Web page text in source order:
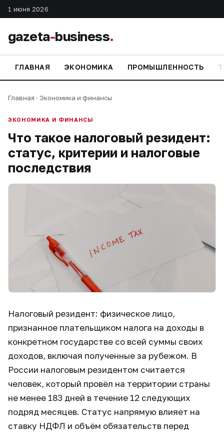
1 июня 2026
gazeta-business.
ГЛАВНАЯ ЭКОНОМИКА ПРОМЫШЛЕННОСТЬ
Главная · Экономика и финансы
ЭКОНОМИКА И ФИНАНСЫ
Что такое налоговый резидент:
статус, критерии и налоговые
последствия
Налоговый резидент: физическое лицо,
признанное плательщиком налога на доходы в
конкретном государстве со всей суммы своих
доходов, включая полученные за рубежом. В
России налоговым резидентом считается
человек, который провёл на территории страны
не менее 183 дней в течение 12 следующих
подряд месяцев. Статус напрямую влияет на
ставку НДФЛ и объём обязательств перед